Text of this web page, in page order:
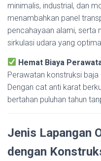
minimalis, industrial, dan
menambahkan panel
pencahayaan alami, serta
sirkulasi udara yang
Hemat Biaya
Perawatan konstruksi baja
Dengan cat anti karat
bertahan puluhan tahun
Jenis Lapangan
dengan